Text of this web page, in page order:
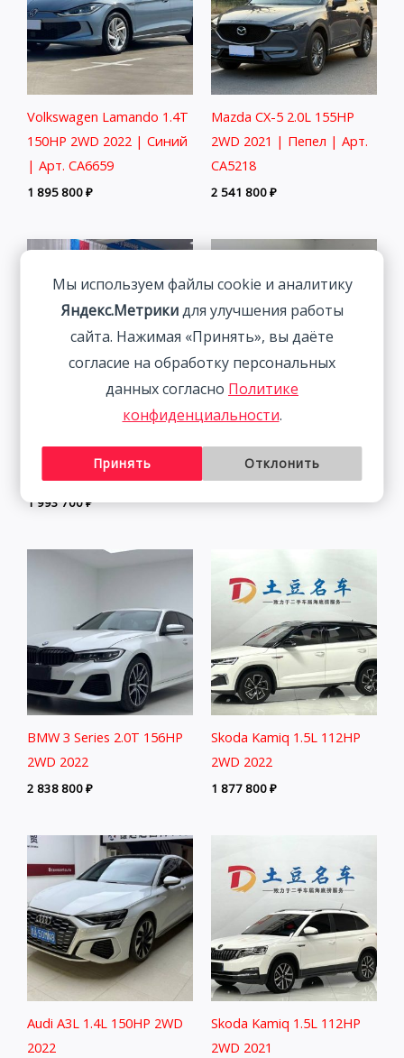
Volkswagen Lamando 1.4T
150HP 2WD 2022 | Синий
| Арт. CA6659
1 895 800₽
Mazda CX-5 2.0L 155HP
2WD 2021 | Пепел | Арт.
CA5218
2 541 800₽
Volkswagen Lamando 1.4T
150HP 2WD 2022 | Белый
| Арт. CA3962
1 993 700₽
Volkswagen Lamando 1.4T
150HP 2WD 2023 | Белый
2 313 800₽
BMW 3 Series 2.0T 156HP
2WD 2022
2 838 800₽
Skoda Kamiq 1.5L 112HP
2WD 2022
1 877 800₽
Audi A3L 1.4L 150HP 2WD
2022
Skoda Kamiq 1.5L 112HP
2WD 2021
Мы используем файлы cookie и аналитику
Яндекс.Метрикидля улучшения работы
сайта. Нажимая «Принять», вы даёте
согласие на обработку персональных
данных согласно Политике
конфиденциальности.
Принять Отклонить